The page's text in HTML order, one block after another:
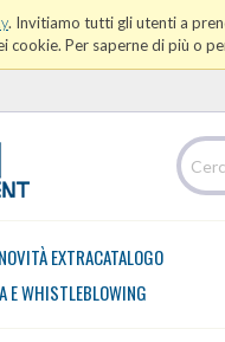
. Invitiamo tutti gli utenti a
cookie. Per saperne di più o
NOVITÀ EXTRACATALOGO
E WHISTLEBLOWING